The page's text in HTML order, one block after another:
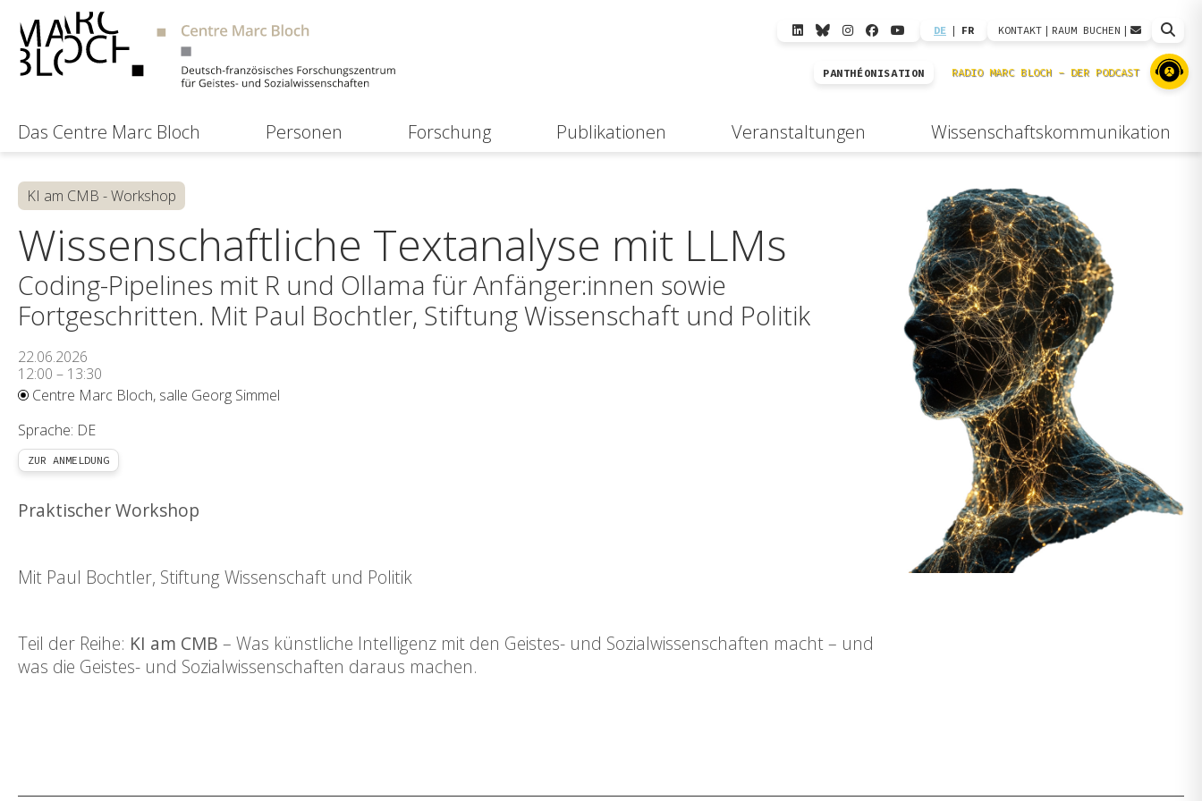
DE | FR KONTAKT | RAUM BUCHEN |
PANTHÉONISATION
Das Centre Marc Bloch Personen Forschung Publikationen Veranstaltungen Wissenschaftskommunikation
KI am CMB - Workshop
Wissenschaftliche Textanalyse mit LLMs
Coding-Pipelines mit R und Ollama für Anfänger:innen sowie
Fortgeschritten. Mit Paul Bochtler, Stiftung Wissenschaft und Politik
22.06.2026
12:00 – 13:30
Centre Marc Bloch, salle Georg Simmel
Sprache: DE
ZUR ANMELDUNG
Praktischer Workshop
Mit Paul Bochtler, Stiftung Wissenschaft und Politik
Teil der Reihe: KI am CMB – Was künstliche Intelligenz mit den Geistes- und Sozialwissenschaften macht – und
was die Geistes- und Sozialwissenschaften daraus machen.